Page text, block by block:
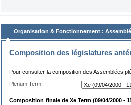
Organisation & Fonctionnement :
Composition des législatures
Pour consulter la composition des Assemblées
Plenum Term:
Composition finale de Xe Term (09/04/2000 -